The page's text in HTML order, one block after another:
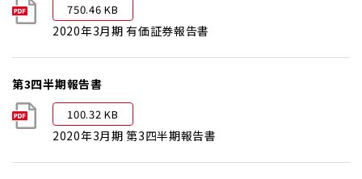
750.46 KB
2020年3月期 有価証券報告書
第3四半期報告書
100.32 KB
2020年3月期 第3四半期報告書